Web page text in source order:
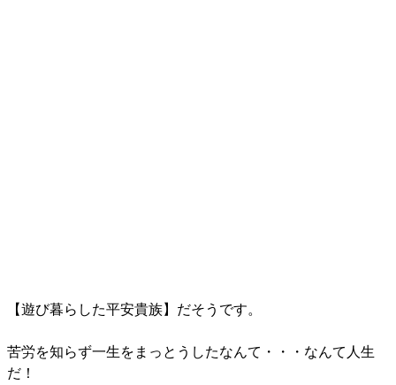
【遊び暮らした平安貴族】だそうです。
苦労を知らず一生をまっとうしたなんて・・・なんて人生
だ！